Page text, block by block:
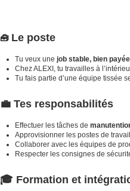
🧰 Le poste
Tu veux une job stable, bien
Chez ALEXI, tu travailles à
Tu fais partie d’une équipe tissée
💼 Tes responsabilités
Effectuer les tâches de
Approvisionner les postes de
Collaborer avec les équipes de
Respecter les consignes de
🎓 Formation et